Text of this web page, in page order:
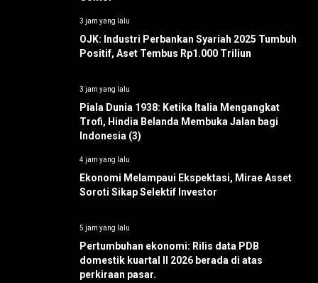
3 jam yang lalu
OJK: Industri Perbankan Syariah 2025 Tumbuh
Positif, Aset Tembus Rp1.000 Triliun
3 jam yang lalu
Piala Dunia 1938: Ketika Italia Mengangkat
Trofi, Hindia Belanda Membuka Jalan bagi
Indonesia (3)
4 jam yang lalu
Ekonomi Melampaui Ekspektasi, Mirae Asset
Soroti Sikap Selektif Investor
5 jam yang lalu
Pertumbuhan ekonomi: Rilis data PDB
domestik kuartal II 2026 berada di atas
perkiraan pasar.